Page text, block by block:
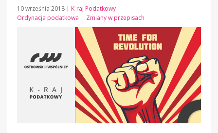
10 września 2018 | K-raj Podatkowy
Ordynacja podatkowa
Zmiany w przepisach